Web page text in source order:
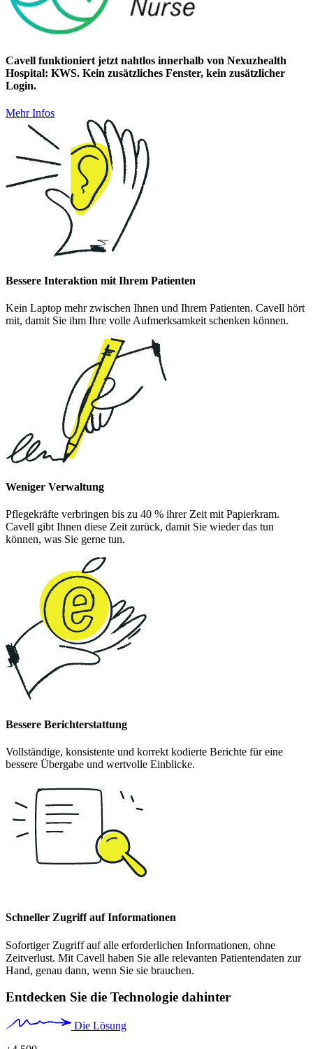
Cavell funktioniert jetzt nahtlos innerhalb von Nexuzhealth
Hospital: KWS. Kein zusätzliches Fenster, kein zusätzlicher
Login.
Mehr Infos
Bessere Interaktion mit Ihrem Patienten
Kein Laptop mehr zwischen Ihnen und Ihrem Patienten. Cavell hört
mit, damit Sie ihm Ihre volle Aufmerksamkeit schenken können.
Weniger Verwaltung
Pflegekräfte verbringen bis zu 40 % ihrer Zeit mit Papierkram.
Cavell gibt Ihnen diese Zeit zurück, damit Sie wieder das tun
können, was Sie gerne tun.
Bessere Berichterstattung
Vollständige, konsistente und korrekt kodierte Berichte für eine
bessere Übergabe und wertvolle Einblicke.
Schneller Zugriff auf Informationen
Sofortiger Zugriff auf alle erforderlichen Informationen, ohne
Zeitverlust. Mit Cavell haben Sie alle relevanten Patientendaten zur
Hand, genau dann, wenn Sie sie brauchen.
Entdecken Sie die Technologie dahinter
Die Lösung